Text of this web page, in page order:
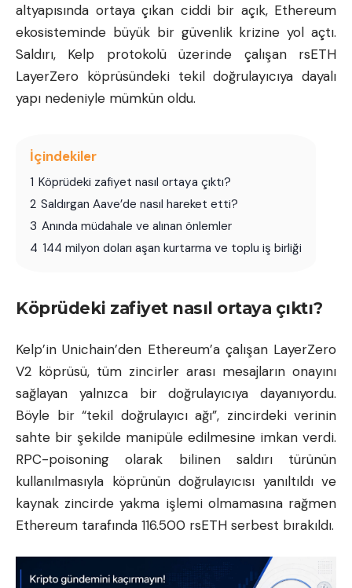
altyapısında ortaya çıkan ciddi bir açık, Ethereum
ekosisteminde büyük bir güvenlik krizine yol açtı.
Saldırı, Kelp protokolü üzerinde çalışan rsETH
LayerZero köprüsündeki tekil doğrulayıcıya dayalı
yapı nedeniyle mümkün oldu.
İçindekiler
1 Köprüdeki zafiyet nasıl ortaya çıktı?
2 Saldırgan Aave’de nasıl hareket etti?
3 Anında müdahale ve alınan önlemler
4 144 milyon doları aşan kurtarma ve toplu iş birliği
Köprüdeki zafiyet nasıl ortaya çıktı?
Kelp’in Unichain’den Ethereum’a çalışan LayerZero
V2 köprüsü, tüm zincirler arası mesajların onayını
sağlayan yalnızca bir doğrulayıcıya dayanıyordu.
Böyle bir “tekil doğrulayıcı ağı”, zincirdeki verinin
sahte bir şekilde manipüle edilmesine imkan verdi.
RPC-poisoning olarak bilinen saldırı türünün
kullanılmasıyla köprünün doğrulayıcısı yanıltıldı ve
kaynak zincirde yakma işlemi olmamasına rağmen
Ethereum tarafında 116.500 rsETH serbest bırakıldı.